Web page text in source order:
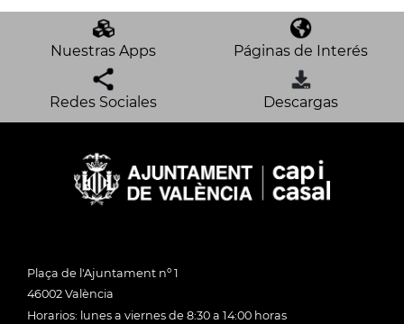
Nuestras Apps Páginas de Interés
Redes Sociales Descargas
Plaça de l'Ajuntament nº 1
46002 València
Horarios: lunes a viernes de 8:30 a 14:00 horas